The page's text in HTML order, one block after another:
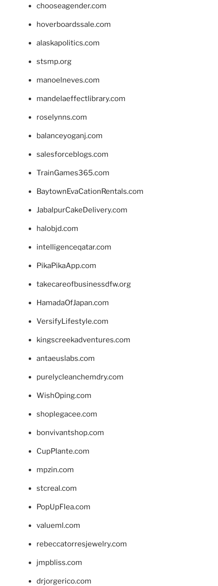
chooseagender.com
hoverboardssale.com
alaskapolitics.com
stsmp.org
manoelneves.com
mandelaeffectlibrary.com
roselynns.com
balanceyoganj.com
salesforceblogs.com
TrainGames365.com
BaytownEvaCationRentals.com
JabalpurCakeDelivery.com
halobjd.com
intelligenceqatar.com
PikaPikaApp.com
takecareofbusinessdfw.org
HamadaOfJapan.com
VersifyLifestyle.com
kingscreekadventures.com
antaeuslabs.com
purelycleanchemdry.com
WishOping.com
shoplegacee.com
bonvivantshop.com
CupPlante.com
mpzin.com
stcreal.com
PopUpFlea.com
valueml.com
rebeccatorresjewelry.com
jmpbliss.com
drjorgerico.com